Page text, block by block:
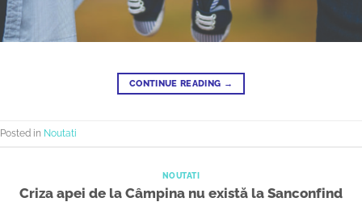
CONTINUE READING →
Posted in Noutati
NOUTATI
Criza apei de la Câmpina nu există la Sanconfind